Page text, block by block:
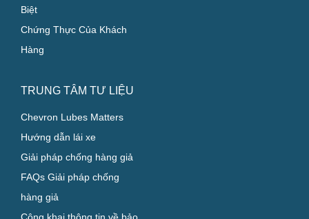
Biệt
Chứng Thực Của Khách
Hàng
TRUNG TÂM TƯ LIỆU
Chevron Lubes Matters
Hướng dẫn lái xe
Giải pháp chống hàng giả
FAQs Giải pháp chống
hàng giả